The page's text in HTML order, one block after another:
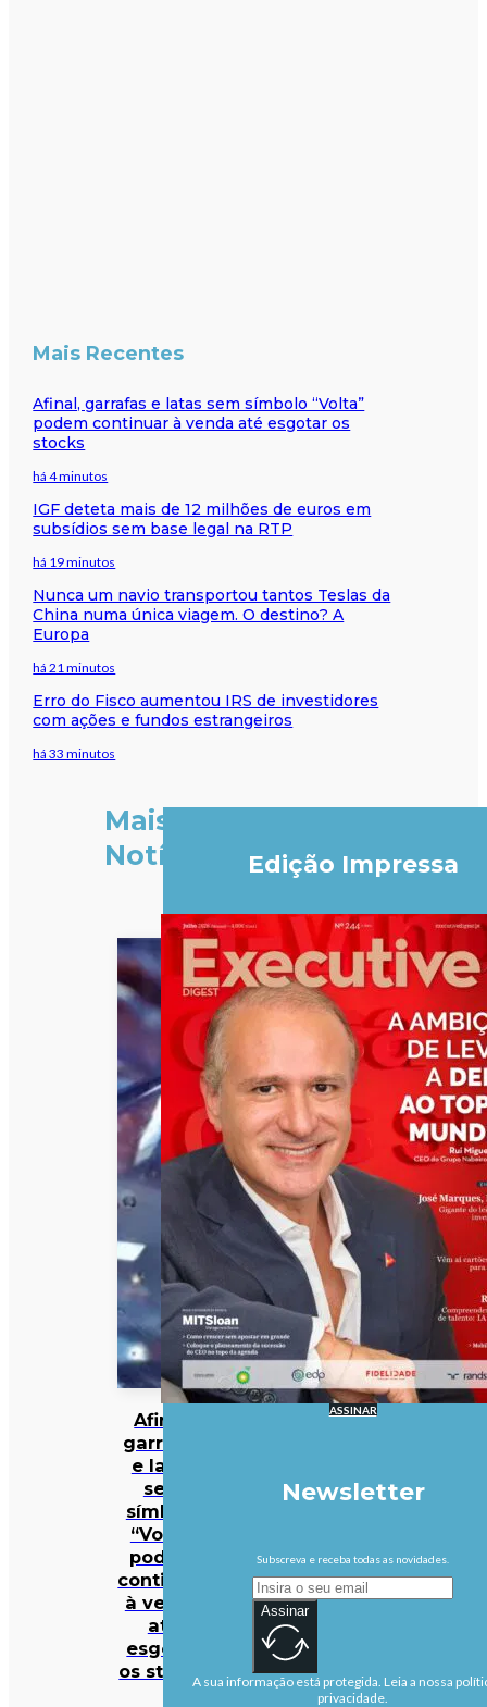
Mais Recentes
Afinal, garrafas e latas sem símbolo “Volta”
podem continuar à venda até esgotar os
stocks
há 4 minutos
IGF deteta mais de 12 milhões de euros em
subsídios sem base legal na RTP
há 19 minutos
Nunca um navio transportou tantos Teslas da
China numa única viagem. O destino? A
Europa
há 21 minutos
Erro do Fisco aumentou IRS de investidores
com ações e fundos estrangeiros
há 33 minutos
Mais
Notícias
Afinal,
garrafas
e latas
sem
símbolo
“Volta”
podem
continuar
à venda
até
esgotar
os stocks
Edição Impressa
ASSINAR
Newsletter
Subscreva e receba todas as novidades.
Assinar
A sua informação está protegida. Leia a nossa
privacidade.